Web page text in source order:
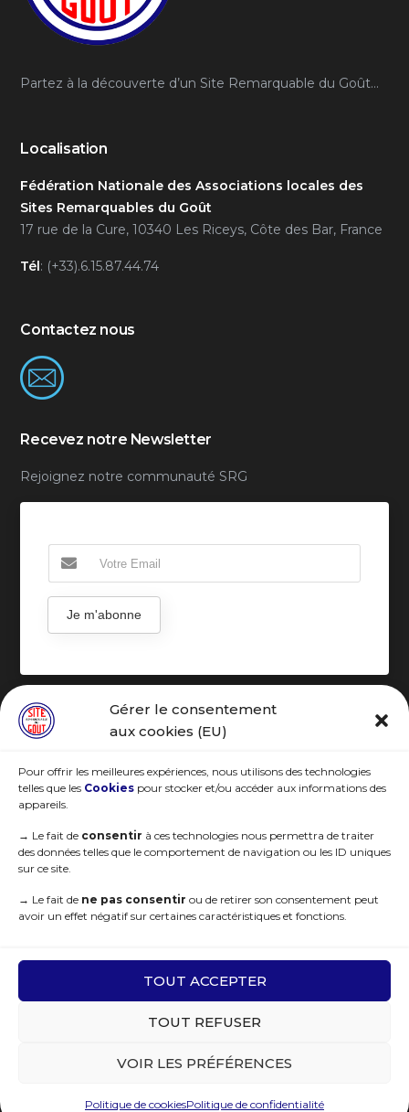
Gérer le consentement
aux cookies (EU)
Pour offrir les meilleures expériences, nous utilisons des technologies
telles que les Cookies pour stocker et/ou accéder aux informations des
appareils.
→ Le fait de consentir à ces technologies nous permettra de traiter
des données telles que le comportement de navigation ou les ID uniques
sur ce site.
→ Le fait de ne pas consentir ou de retirer son consentement peut
avoir un effet négatif sur certaines caractéristiques et fonctions.
TOUT ACCEPTER
TOUT REFUSER
VOIR LES PRÉFÉRENCES
Politique de cookiesPolitique de confidentialité
Partez à la découverte d’un Site Remarquable du Goût…
Localisation
Fédération Nationale des Associations locales des
Sites Remarquables du Goût
17 rue de la Cure, 10340 Les Riceys, Côte des Bar, France
Tél: (+33).6.15.87.44.74
Contactez nous
Recevez notre Newsletter
Rejoignez notre communauté SRG
Je m'abonne
R.G.P.D
WEB3-Design
Recherchez…
RGPD - Mentions légales | C.G.V